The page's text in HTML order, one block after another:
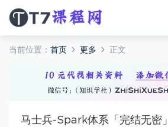
当前位置： 首页 更多 正文
马士兵-Spark体系「完结无密」